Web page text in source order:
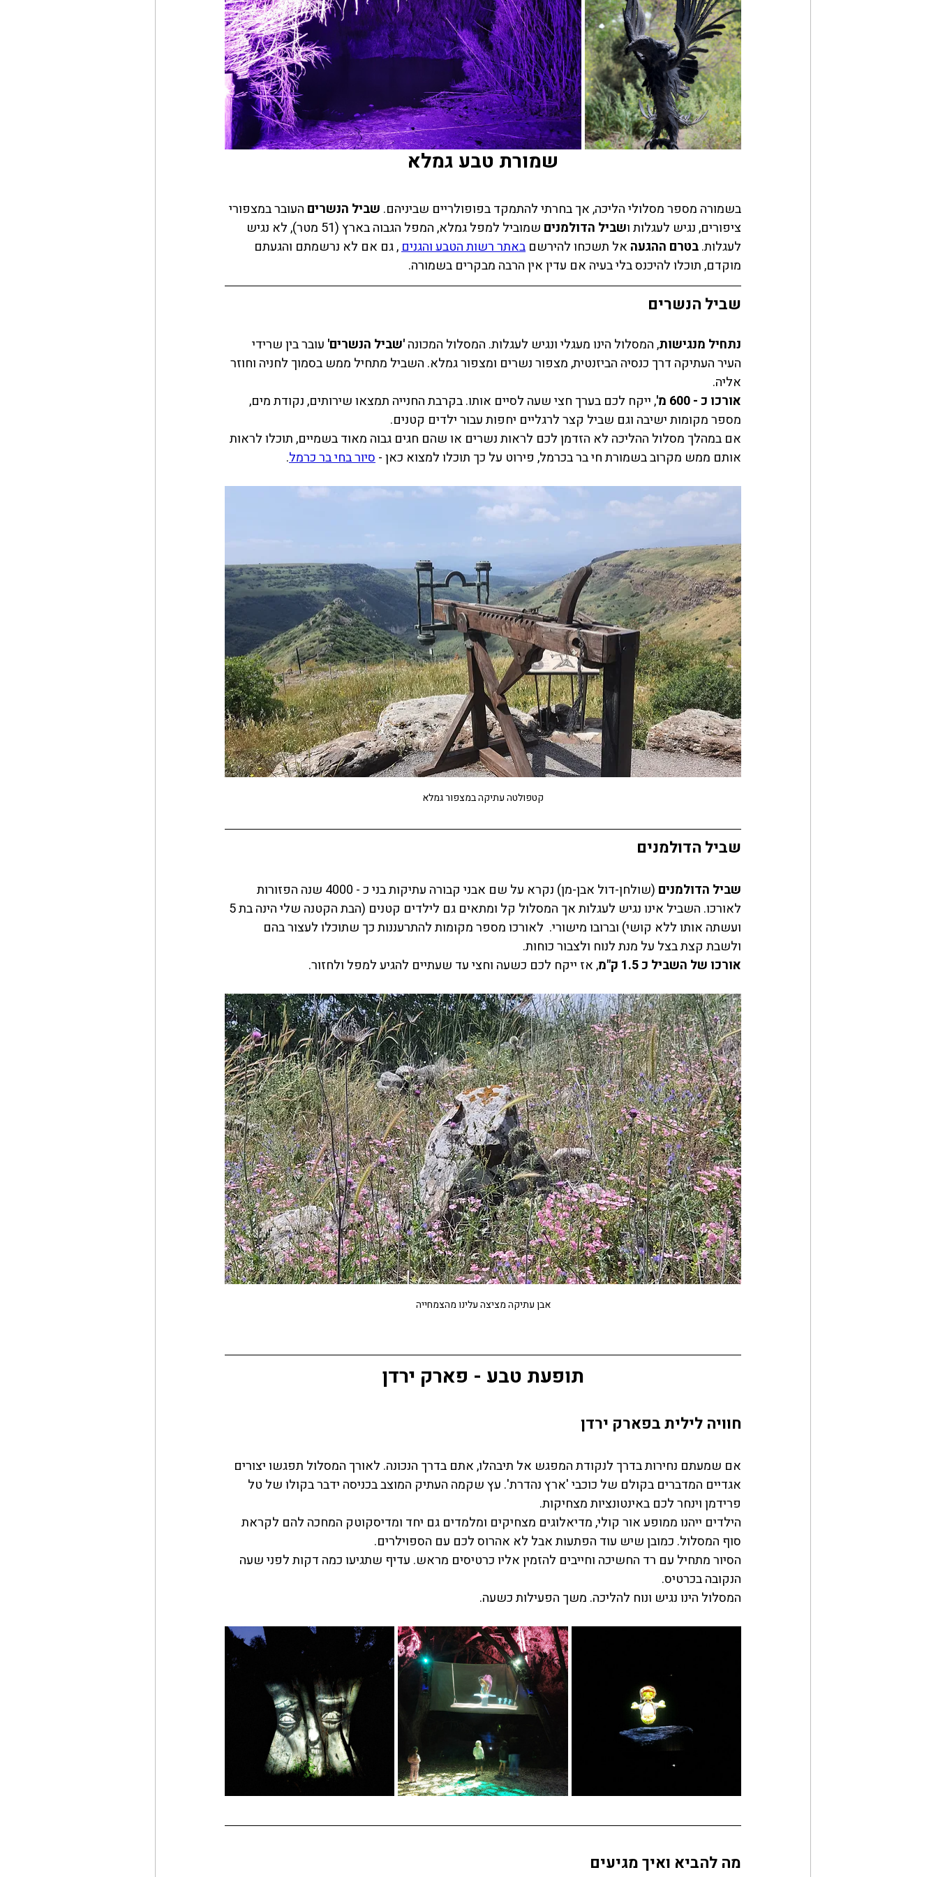
שמורת טבע גמלא
בשמורה מספר מסלולי הליכה, אך בחרתי להתמקד בפופולריים שביניהם. שביל הנשרים העובר במצפורי
ציפורים, נגיש לעגלות ושביל הדולמנים
שמוביל למפל גמלא, המפל הגבוה בארץ (51 מטר), לא נגיש
לעגלות. בטרם ההגעה אל תשכחו להירשם באתר רשות הטבע והגנים , גם אם לא נרשמתם והגעתם
מוקדם, תוכלו להיכנס בלי בעיה אם עדין אין הרבה מבקרים בשמורה.
שביל הנשרים
נתחיל מנגישות, המסלול הינו מעגלי ונגיש לעגלות. המסלול המכונה 'שביל הנשרים' עובר בין שרידי
העיר העתיקה דרך כנסיה הביזנטית, מצפור נשרים ומצפור גמלא. השביל מתחיל ממש בסמוך לחניה וחוזר
אליה.
אורכו כ - 600 מ'
, ייקח לכם בערך חצי שעה לסיים אותו. בקרבת החנייה תמצאו שירותים, נקודת מים,
מספר מקומות ישיבה וגם שביל קצר לרגליים יחפות עבור ילדים קטנים.
אם במהלך מסלול ההליכה לא הזדמן לכם לראות נשרים או שהם חגים גבוה מאוד בשמיים, תוכלו לראות
אותם ממש מקרוב בשמורת חי בר בכרמל, פירוט על כך תוכלו למצוא כאן - סיור בחי בר כרמל.
קטפולטה עתיקה במצפור גמלא
שביל הדולמנים
שביל הדולמנים
(שולחן-דול אבן-מן) נקרא על שם אבני קבורה עתיקות בני כ - 4000 שנה הפזורות
ועשתה אותו ללא קושי) וברובו מישורי.  לאורכו מספר מקומות להתרעננות כך שתוכלו לעצור בהם
ולשבת קצת בצל על מנת לנוח ולצבור כוחות.
אורכו של השביל כ 1.5 ק"מ
, אז ייקח לכם כשעה וחצי עד שעתיים להגיע למפל ולחזור.
אבן עתיקה מציצה עלינו מהצמחייה
תופעת טבע - פארק ירדן
חוויה לילית בפארק ירדן
אם שמעתם נחירות בדרך לנקודת המפגש אל תיבהלו, אתם בדרך הנכונה. לאורך המסלול תפגשו יצורים
אגדיים המדברים בקולם של כוכבי 'ארץ נהדרת'. עץ שקמה העתיק המוצב בכניסה ידבר בקולו של טל
פרידמן וינחר לכם באינטונציות מצחיקות.
הילדים ייהנו ממופע אור קולי, מדיאלוגים מצחיקים ומלמדים גם יחד ומדיסקוטק המחכה להם לקראת
סוף המסלול. כמובן שיש עוד הפתעות אבל לא אהרוס לכם עם הספוילרים.
הסיור מתחיל עם רד החשיכה וחייבים להזמין אליו כרטיסים מראש. עדיף שתגיעו כמה דקות לפני שעה
הנקובה בכרטיס.
המסלול הינו נגיש ונוח להליכה. משך הפעילות כשעה.
מה להביא ואיך מגיעים